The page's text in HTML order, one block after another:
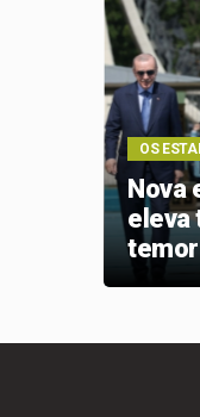
OS
Nova
eleva